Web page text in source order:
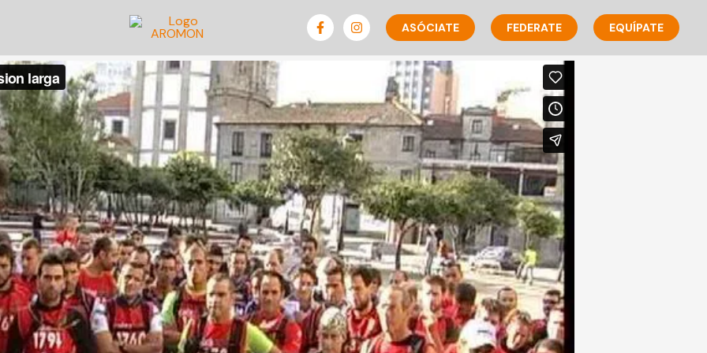
ASÓCIATE FEDERATE EQUÍPATE